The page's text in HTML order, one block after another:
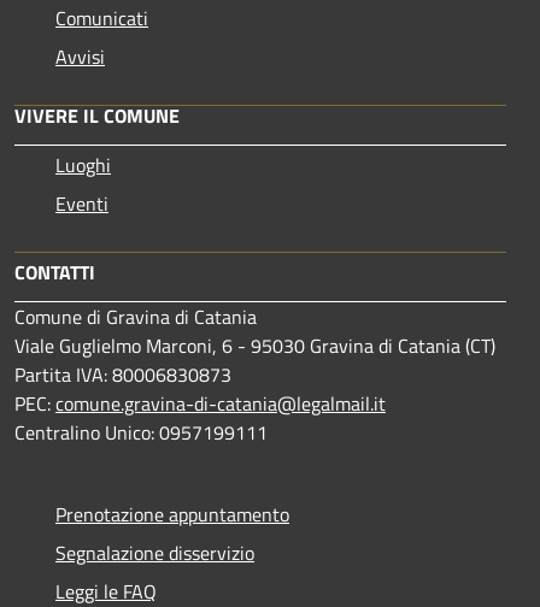
Comunicati
Avvisi
VIVERE IL COMUNE
Luoghi
Eventi
CONTATTI
Comune di Gravina di Catania
Viale Guglielmo Marconi, 6 - 95030 Gravina di Catania (CT)
Partita IVA: 80006830873
PEC:comune.gravina-di-catania@legalmail.it
Centralino Unico: 0957199111
Prenotazione appuntamento
Segnalazione disservizio
Leggi le FAQ